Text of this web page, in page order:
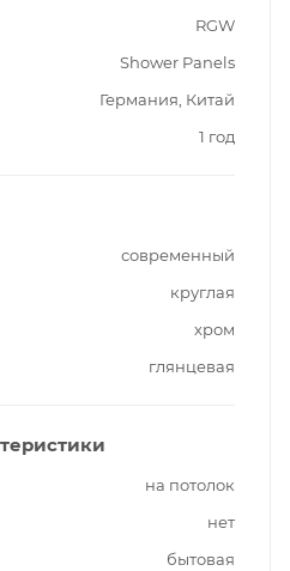
RGW
Shower Panels
Германия, Китай
1 год
современный
круглая
хром
глянцевая
на потолок
нет
бытовая